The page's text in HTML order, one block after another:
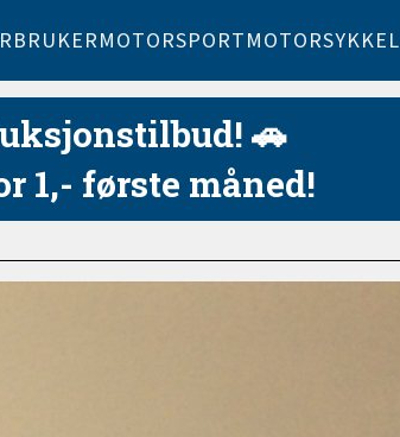
MOTORSPORTMOTORSYKKEL
🚗
1,- første måned!